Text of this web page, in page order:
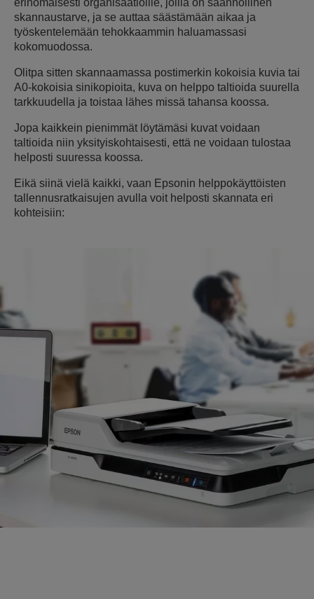
erinomaisesti organisaatioille, joilla on säännöllinen
skannaustarve, ja se auttaa säästämään aikaa ja
työskentelemään tehokkaammin haluamassasi
kokomuodossa.
Olitpa sitten skannaamassa postimerkin kokoisia kuvia tai
A0-kokoisia sinikopioita, kuva on helppo taltioida suurella
tarkkuudella ja toistaa lähes missä tahansa koossa.
Jopa kaikkein pienimmät löytämäsi kuvat voidaan
taltioida niin yksityiskohtaisesti, että ne voidaan tulostaa
helposti suuressa koossa.
Eikä siinä vielä kaikki, vaan Epsonin helppokäyttöisten
tallennusratkaisujen avulla voit helposti skannata eri
kohteisiin: